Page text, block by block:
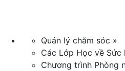
Quản lý chăm sóc »
Các Lớp Học về Sức
Chương trình Phòng